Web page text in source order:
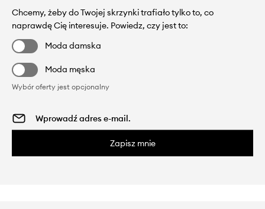
Chcemy, żeby do Twojej skrzynki trafiało tylko to, co
naprawdę Cię interesuje. Powiedz, czy jest to:
Moda damska
Moda męska
Wybór oferty jest opcjonalny
Zapisz mnie